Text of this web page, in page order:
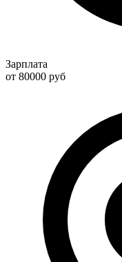
Зарплата
от 80000 руб